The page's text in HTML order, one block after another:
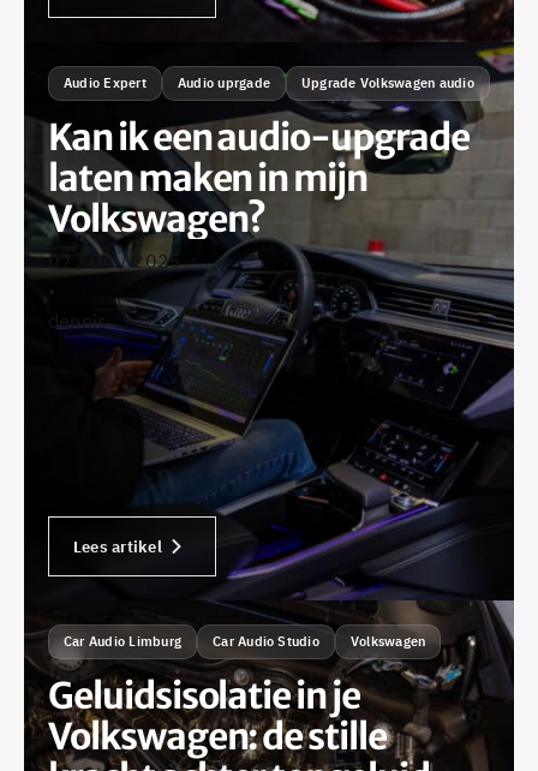
Audio Expert Audio uprgade Upgrade Volkswagen audio
Kan ik een audio-upgrade
laten maken in mijn
Volkswagen?
07 / 04 / 2025
dennis
Lees artikel
Car Audio Limburg Car Audio Studio Volkswagen
Geluidsisolatie in je
Volkswagen: de stille